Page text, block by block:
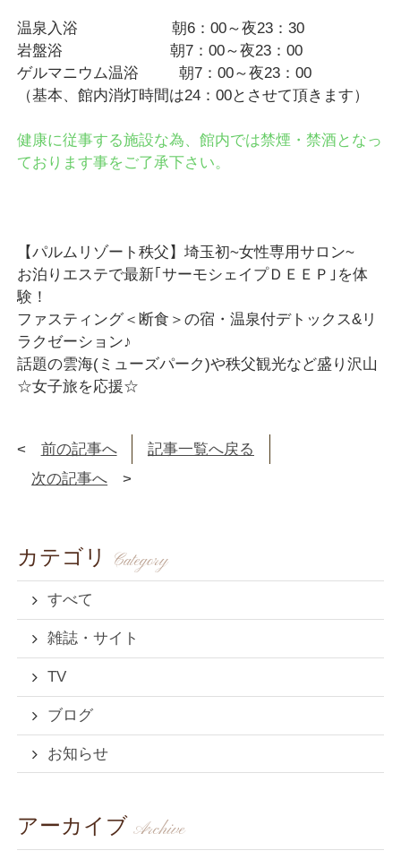
温泉入浴 朝6：00～夜23：30
岩盤浴 朝7：00～夜23：00
ゲルマニウム温浴 朝7：00～夜23：00
（基本、館内消灯時間は24：00とさせて頂きます）
健康に従事する施設な為、館内では禁煙・禁酒となっ
ております事をご了承下さい。
【パルムリゾート秩父】埼玉初~女性専用サロン~
お泊りエステで最新｢サーモシェイプＤＥＥＰ｣を体
験！
ファスティング＜断食＞の宿・温泉付デトックス&リ
ラクゼーション♪
話題の雲海(ミューズパーク)や秩父観光など盛り沢山
☆女子旅を応援☆
前の記事へ
記事一覧へ戻る
次の記事へ
カテゴリ Category
すべて
雑誌・サイト
TV
ブログ
お知らせ
アーカイブ Archive